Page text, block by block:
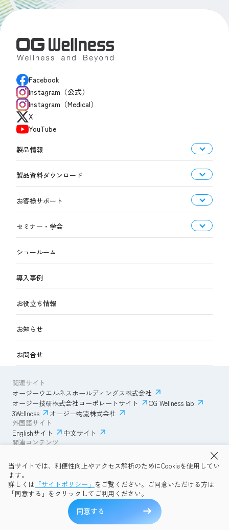
当サイトでは、利便性向上やアクセス解析のためにCookieを使用してい
ます。
詳しくは 「サイトポリシー」 をご覧ください。ご同意いただける方は
「同意する」をクリックしてご利用ください。
同意する
Facebook
Instagram（公式）
Instagram（Medical）
X
YouTube
製品情報
製品資料ダウンロード
お客様サポート
セミナー・学会
ショールーム
導入事例
お役立ち情報
お知らせ
お問合せ
関連サイト
オージーウエルネスホールディングス株式会社
オージー技研株式会社コーポレートサイト
OG Wellness lab
3Wellness
オージー物流株式会社
外国語サイト
Englishサイト
中文サイト
関連コンテンツ
透明性ガイドライン
プライバシーポリシー
OG Wellness会員規約
コミュニティガイドライン
サイトマップ
Copyright © 2026 OG Wellness Co., Ltd. All rights reserved.